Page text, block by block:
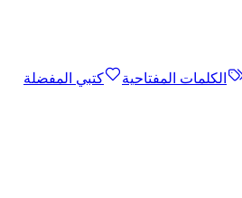
الكلمات المفتاحية
كتبي المفضلة